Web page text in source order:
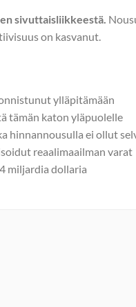
sivuttaisliikkeestä.
on kasvanut.
ylläpitämään
tämän katon yläpuolelle
hinnannousulla ei ollut
reaalimaailman varat
miljardia dollaria